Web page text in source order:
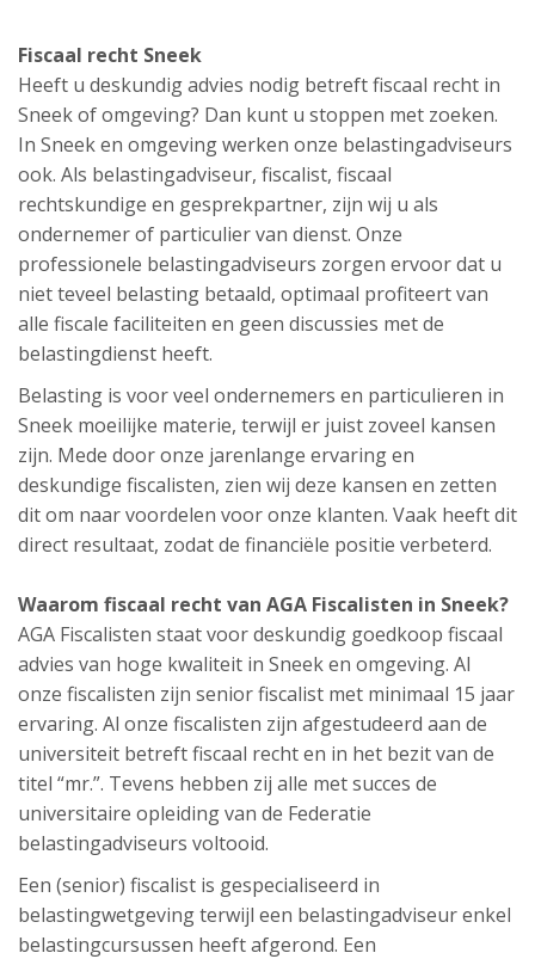
Fiscaal recht Sneek
Heeft u deskundig advies nodig betreft fiscaal recht in
Sneek of omgeving? Dan kunt u stoppen met zoeken.
In Sneek en omgeving werken onze belastingadviseurs
ook. Als belastingadviseur, fiscalist, fiscaal
rechtskundige en gesprekpartner, zijn wij u als
ondernemer of particulier van dienst. Onze
professionele belastingadviseurs zorgen ervoor dat u
niet teveel belasting betaald, optimaal profiteert van
alle fiscale faciliteiten en geen discussies met de
belastingdienst heeft.
Belasting is voor veel ondernemers en particulieren in
Sneek moeilijke materie, terwijl er juist zoveel kansen
zijn. Mede door onze jarenlange ervaring en
deskundige fiscalisten, zien wij deze kansen en zetten
dit om naar voordelen voor onze klanten. Vaak heeft dit
direct resultaat, zodat de financiële positie verbeterd.
Waarom fiscaal recht van AGA Fiscalisten in Sneek?
AGA Fiscalisten staat voor deskundig goedkoop fiscaal
advies van hoge kwaliteit in Sneek en omgeving. Al
onze fiscalisten zijn senior fiscalist met minimaal 15 jaar
ervaring. Al onze fiscalisten zijn afgestudeerd aan de
universiteit betreft fiscaal recht en in het bezit van de
titel “mr.”. Tevens hebben zij alle met succes de
universitaire opleiding van de Federatie
belastingadviseurs voltooid.
Een (senior) fiscalist is gespecialiseerd in
belastingwetgeving terwijl een belastingadviseur enkel
belastingcursussen heeft afgerond. Een